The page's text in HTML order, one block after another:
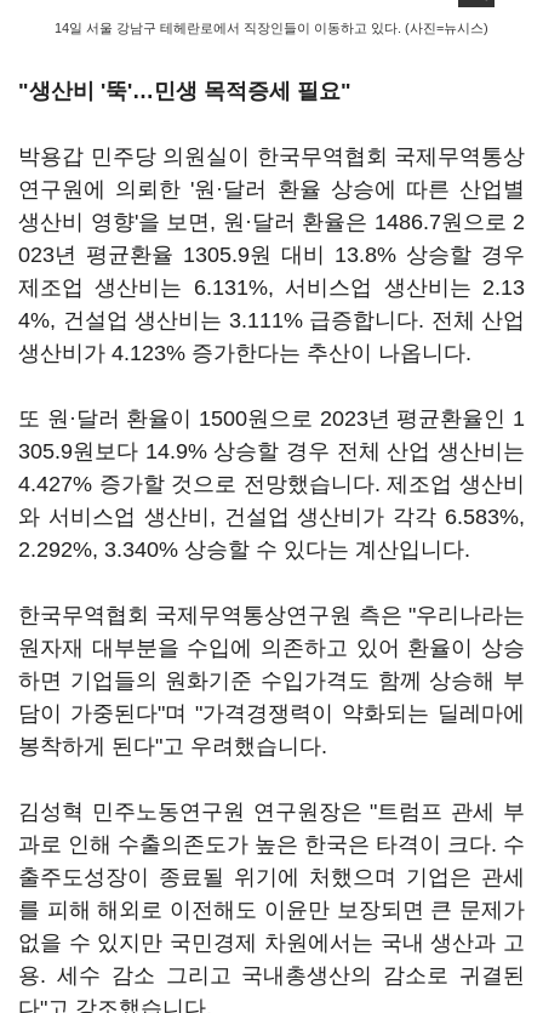
14일 서울 강남구 테헤란로에서 직장인들이 이동하고 있다. (사진=뉴시스)
"생산비 '뚝'…민생 목적증세 필요"
박용갑 민주당 의원실이 한국무역협회 국제무역통상
연구원에 의뢰한 '원·달러 환율 상승에 따른 산업별
생산비 영향'을 보면, 원·달러 환율은 1486.7원으로 2
023년 평균환율 1305.9원 대비 13.8% 상승할 경우
제조업 생산비는 6.131%, 서비스업 생산비는 2.13
4%, 건설업 생산비는 3.111% 급증합니다. 전체 산업
생산비가 4.123% 증가한다는 추산이 나옵니다.
또 원·달러 환율이 1500원으로 2023년 평균환율인 1
305.9원보다 14.9% 상승할 경우 전체 산업 생산비는
4.427% 증가할 것으로 전망했습니다. 제조업 생산비
와 서비스업 생산비, 건설업 생산비가 각각 6.583%,
2.292%, 3.340% 상승할 수 있다는 계산입니다.
한국무역협회 국제무역통상연구원 측은 "우리나라는
원자재 대부분을 수입에 의존하고 있어 환율이 상승
하면 기업들의 원화기준 수입가격도 함께 상승해 부
담이 가중된다"며 "가격경쟁력이 약화되는 딜레마에
봉착하게 된다"고 우려했습니다.
김성혁 민주노동연구원 연구원장은 "트럼프 관세 부
과로 인해 수출의존도가 높은 한국은 타격이 크다. 수
출주도성장이 종료될 위기에 처했으며 기업은 관세
를 피해 해외로 이전해도 이윤만 보장되면 큰 문제가
없을 수 있지만 국민경제 차원에서는 국내 생산과 고
용. 세수 감소 그리고 국내총생산의 감소로 귀결된
다"고 강조했습니다.